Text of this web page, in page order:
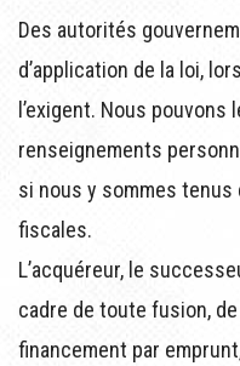
Des autorités
d’application de la loi,
l’exigent. Nous pouvons
renseignements
si nous y sommes
fiscales.
L’acquéreur, le
cadre de toute fusion,
financement par